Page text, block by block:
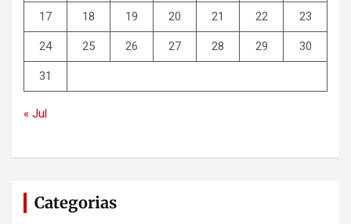
17 18 19 20 21 22 23
24 25 26 27 28 29 30
31
« Jul
Categorias